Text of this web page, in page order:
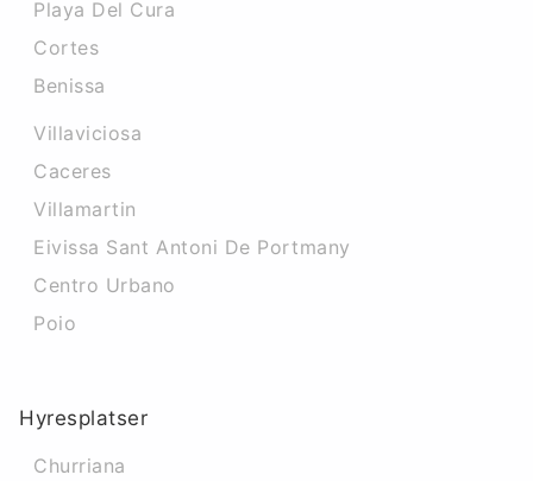
Playa Del Cura
Cortes
Benissa
Villaviciosa
Caceres‎
Villamartin
Eivissa Sant Antoni De Portmany
Centro Urbano
Poio
Hyresplatser
Churriana